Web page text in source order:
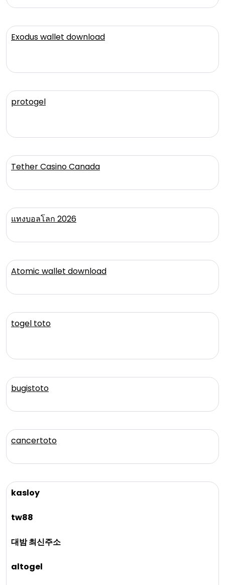
Exodus wallet download
protogel
Tether Casino Canada
แทงบอลโลก 2026
Atomic wallet download
togel toto
bugistoto
cancertoto
kasloy
tw88
대밤 최신주소
altogel